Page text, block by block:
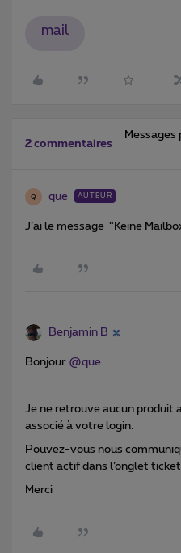
mail
2 commentaires
Messages
Q que AUTEUR
J’ai le message “Keine
Benjamin B
Bonjour ​ @que
Je ne retrouve aucun produit
associé à votre login.
Pouvez-vous nous
client actif dans l’onglet
Merci